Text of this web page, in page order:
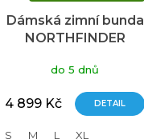
Dámská zimní bunda
NORTHFINDER
do 5 dnů
4 899 Kč DETAIL
S M L XL